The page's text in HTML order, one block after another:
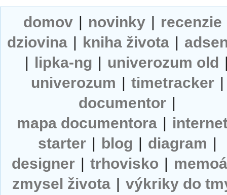
domov | novinky | recenzie
dziovina | kniha života |
| lipka-ng | univerozum old
univerozum | timetracker |
documentor |
mapa documentora |
starter | blog | diagram |
designer | trhovisko |
zmysel života | výkriky do